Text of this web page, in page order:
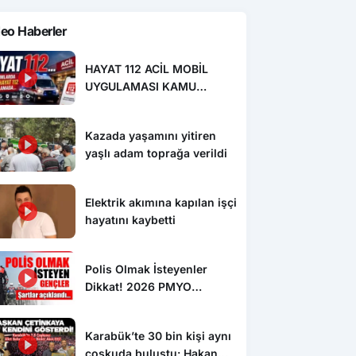
Haberler
HAYAT 112 ACİL MOBİL
UYGULAMASI KAMU
Kazada yaşamını yitiren
yaşlı adam toprağa verildi
Elektrik akımına kapılan işçi
hayatını kaybetti
Polis Olmak İsteyenler
Dikkat! 2026 PMYO
Karabük’te 30 bin kişi aynı
coşkuda buluştu: Hakan